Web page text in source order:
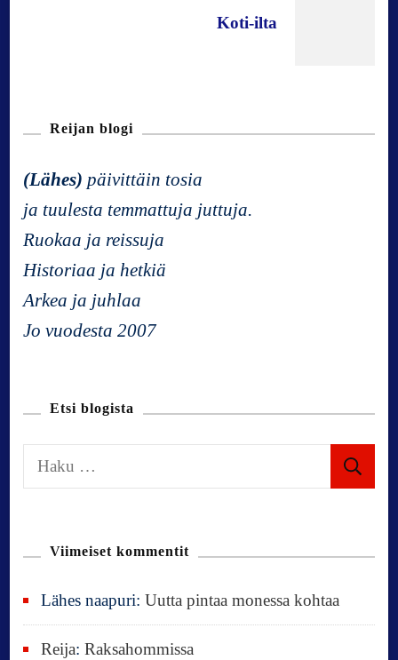
v
i
g
t
i
n
Koti-ilta
Reijan blogi
(Lähes) päivittäin tosia
ja tuulesta temmattuja juttuja.
Ruokaa ja reissuja
Historiaa ja hetkiä
Arkea ja juhlaa
Jo vuodesta 2007
Etsi blogista
a
Viimeiset kommentit
Lähes naapuri:Uutta pintaa monessa kohtaa
Reija:Raksahommissa